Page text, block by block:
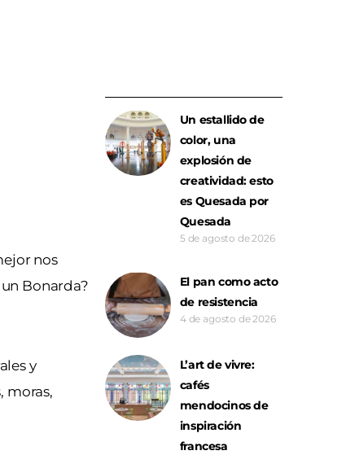
nos
Bonarda?
y
moras,
Un estallido de
color, una
explosión de
creatividad: esto
es Quesada por
Quesada
5 de agosto de 2026
El pan como acto
de resistencia
4 de agosto de 2026
L’art de vivre:
cafés
mendocinos de
inspiración
francesa